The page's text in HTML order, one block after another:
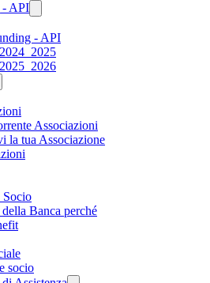
- API
- API
Associazioni
la tua Associazione
Socio
Banca perché
socio